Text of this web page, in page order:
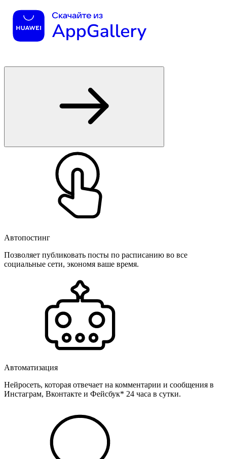
Автопостинг
Позволяет публиковать посты по расписанию во все
социальные сети, экономя ваше время.
Автоматизация
Нейросеть, которая отвечает на комментарии и сообщения в
Инстаграм, Вконтакте и Фейсбук* 24 часа в сутки.